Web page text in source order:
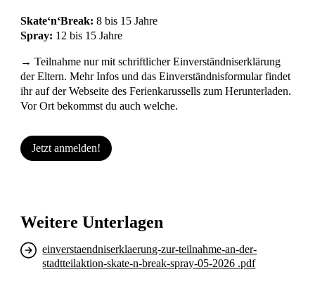
Skate‘n‘Break: 8 bis 15 Jahre
Spray: 12 bis 15 Jahre
→ Teilnahme nur mit schriftlicher Einverständniserklärung
der Eltern. Mehr Infos und das Einverständnisformular findet
ihr auf der Webseite des Ferienkarussells zum Herunterladen.
Vor Ort bekommst du auch welche.
Jetzt anmelden!
Weitere Unterlagen
einverstaendniserklaerung-zur-teilnahme-an-der-
stadtteilaktion-skate-n-break-spray-05-2026 .pdf